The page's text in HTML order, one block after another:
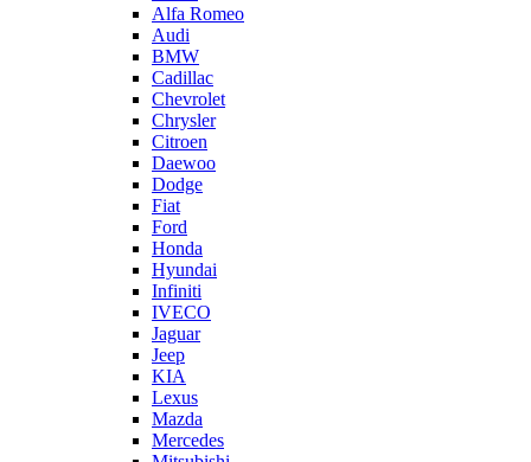
Alfa Romeo
Audi
BMW
Cadillac
Chevrolet
Chrysler
Citroen
Daewoo
Dodge
Fiat
Ford
Honda
Hyundai
Infiniti
IVECO
Jaguar
Jeep
KIA
Lexus
Mazda
Mercedes